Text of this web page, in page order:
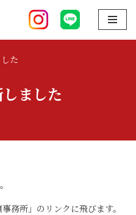
た
ました
務所」のリンクに飛びます。